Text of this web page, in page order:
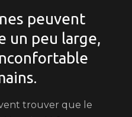
peuvent
un peu large,
trouver que le